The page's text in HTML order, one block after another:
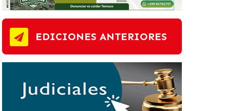
EDICIONES ANTERIORES